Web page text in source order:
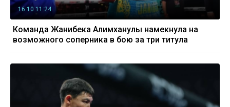
16.10 11:24
Команда Жанибека Алимханулы намекнула на
возможного соперника в бою за три титула